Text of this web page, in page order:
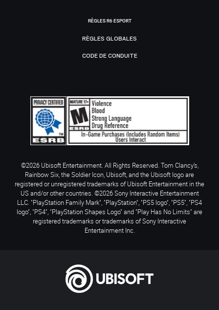
RÈGLES R6 ESPORT
RÈGLES GLOBALES
CODE DE CONDUITE
©2026 Ubisoft Entertainment. All Rights Reserved. Tom Clancy’s,
Rainbow Six, the Soldier Icon, Ubisoft, and the Ubisoft logo are
registered or unregistered trademarks of Ubisoft Entertainment in the
US and/or other countries. ©2026 Sony Interactive Entertainment
LLC. "PlayStation Family Mark", "PlayStation", "PS5 logo", "PS5", "PS4
logo", "PS4", "PlayStation Shapes Logo" and "Play Has No Limits" are
registered trademarks or trademarks of Sony Interactive
Entertainment Inc.